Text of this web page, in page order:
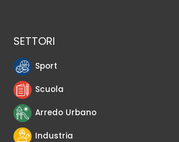
SETTORI
Sport
Scuola
Arredo Urbano
Industria